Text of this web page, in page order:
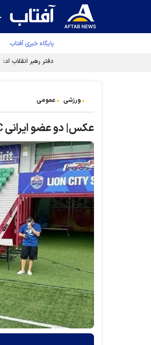
پایگاه خبری آفتاب
دفتر رهبر انقلاب
ورزشی عمومی
عکس‌| دو عضو ایرانی AFC در مسابقات انتخابی المپیک